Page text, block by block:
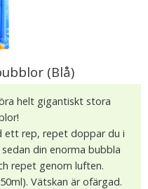
(Blå)
helt gigantiskt stora
ett rep, repet doppar du i
din enorma bubbla
repet genom luften.
Vätskan är ofärgad.